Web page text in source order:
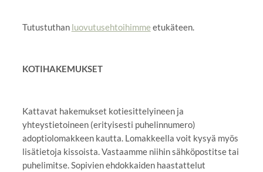
Tutustuthan luovutusehtoihimme etukäteen.
KOTIHAKEMUKSET
Kattavat hakemukset kotiesittelyineen ja
yhteystietoineen (erityisesti puhelinnumero)
adoptiolomakkeen kautta. Lomakkeella voit kysyä myös
lisätietoja kissoista. Vastaamme niihin sähköpostitse tai
puhelimitse. Sopivien ehdokkaiden haastattelut